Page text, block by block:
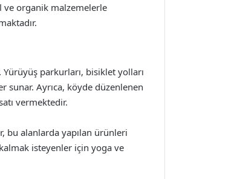
ve organik malzemelerle
parkurları, bisiklet yolları
sunar. Ayrıca, köyde düzenlenen
vermektedir.
bu alanlarda yapılan ürünleri
isteyenler için yoga ve